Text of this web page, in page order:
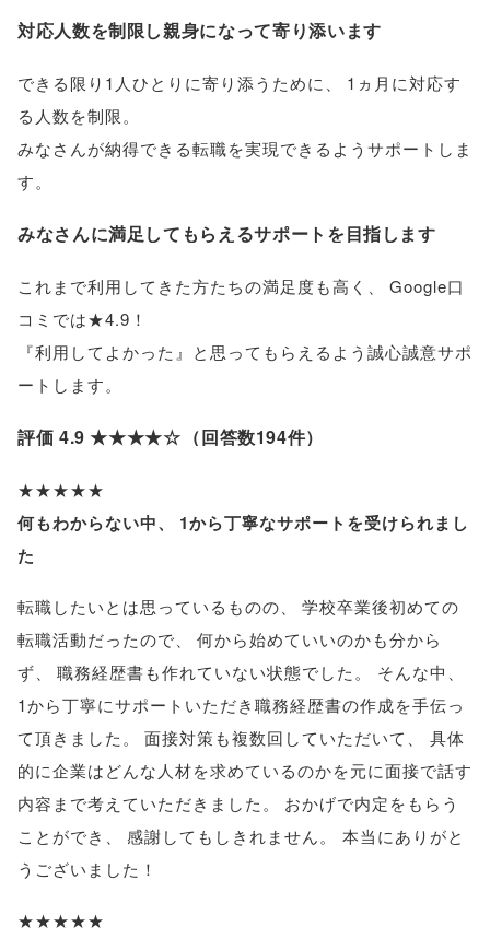
対応人数を制限し親身になって寄り添います
できる限り1人ひとりに寄り添うために
1ヵ月に対応す
る人数を制限。
みなさんが納得できる転職を実現できるようサポートしま
す。
みなさんに満足してもらえるサポートを目指します
これまで利用してきた方たちの満足度も高く
Google口
コミでは★4.9！
『利用してよかった』と思ってもらえるよう誠心誠意サポ
ートします。
評価 4.9 ★★★★☆ （回答数194件）
★★★★★
何もわからない中、
1から丁寧なサポートを受けられまし
た
転職したいとは思っているものの
学校卒業後初めての
転職活動だったので
何から始めていいのかも分から
ず
職務経歴書も作れていない状態でした 。 そんな中
1から丁寧にサポートいただき職務経歴書の作成を手伝っ
て頂きました 。 面接対策も複数回していただいて
具体
的に企業はどんな人材を求めているのかを元に面接で話す
内容まで考えていただきました 。
おかげで内定をもらう
ことができ
感謝してもしきれません。
本当にありがと
うございました！
★★★★★